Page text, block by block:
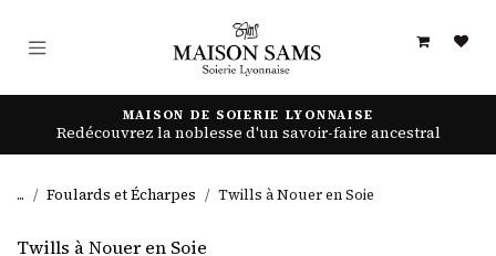
MAISON DE SOIERIE LYONNAISE
Redécouvrez la noblesse d'un savoir-faire ancestral
... Foulards et Écharpes Twills à Nouer en Soie
Twills à Nouer en Soie